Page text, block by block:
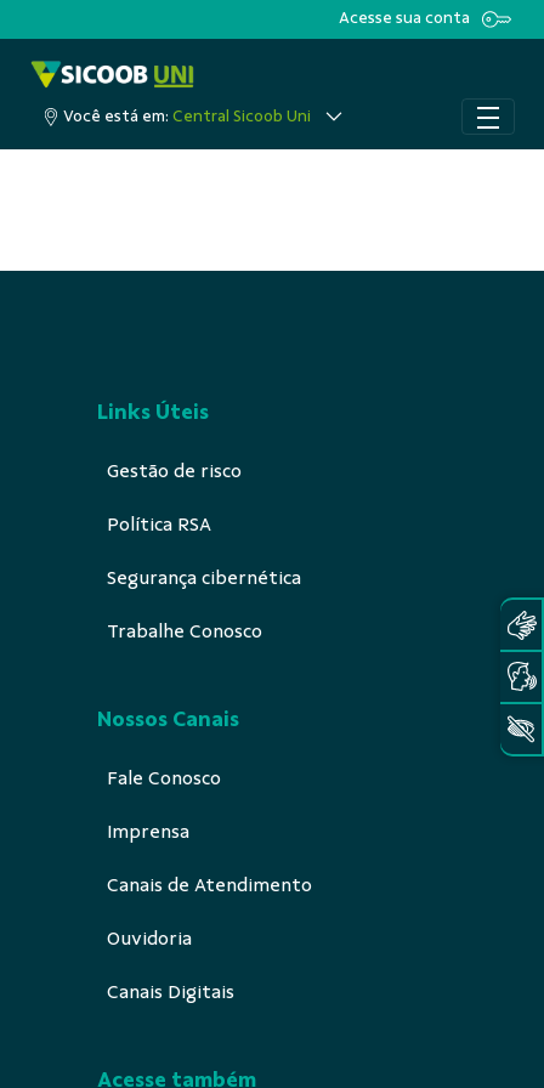
Acesse sua conta
Você está em: Central Sicoob Uni
Links Úteis
Gestão de risco
Política RSA
Segurança cibernética
Trabalhe Conosco
Nossos Canais
Fale Conosco
Imprensa
Canais de Atendimento
Ouvidoria
Canais Digitais
Acesse também